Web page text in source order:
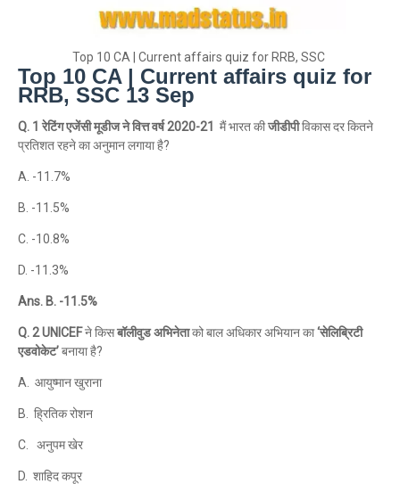
Top 10 CA | Current affairs quiz for RRB, SSC
Top 10 CA | Current affairs quiz for
RRB, SSC 13 Sep
Q. 1 रेटिंग एजेंसी मूडीज ने वित्त वर्ष 2020-21 मैं भारत कीजीडीपीविकास दर कितने
प्रतिशत रहने का अनुमान लगाया है?
A. -11.7%
B. -11.5%
C. -10.8%
D. -11.3%
Ans. B. -11.5%
Q. 2 UNICEFने किसबॉलीवुड अभिनेताको बाल अधिकार अभियान का‘सेलिब्रिटी
एडवोकेट’बनाया है?
A. आयुष्मान खुराना
B. ह्रितिक रोशन
C. अनुपम खेर
D. शाहिद कपूर